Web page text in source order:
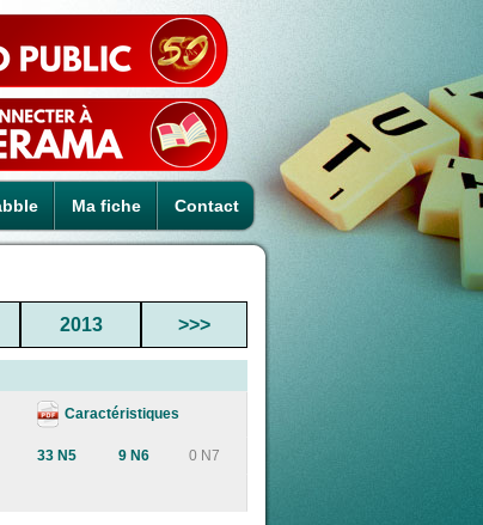
Ma fiche Contact
2013 >>>
Caractéristiques
33 N5 9 N6 0 N7